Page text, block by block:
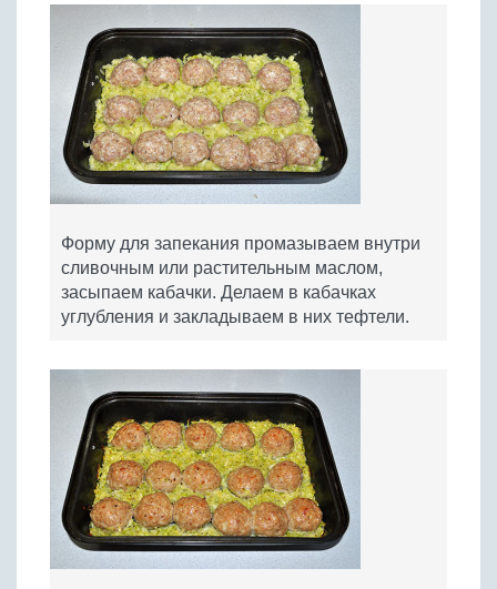
Форму для запекания промазываем внутри
сливочным или растительным маслом,
засыпаем кабачки. Делаем в кабачках
углубления и закладываем в них тефтели.